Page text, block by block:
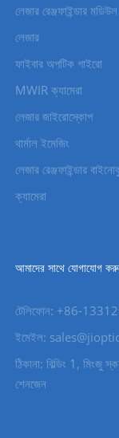
লেজার রেঞ্জফাইন্ডার মডিউল
লেজার
ফাইবার অপটিক গাইরো
MWIR ক্যামেরা
লেজার জাইরোস্কোপ
থার্মাল ইমেজিং
লেজার রেঞ্জফাইন্ডার
ক্যামেরা
আমাদের সাথে যোগাযোগ
টেলিফোন: +86-
ইমেইল:
ঠিকানা: বিল্ডিং 1, মিংজু
শেনজেন